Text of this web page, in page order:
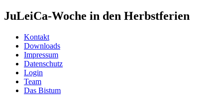
JuLeiCa-Woche in den Herbstferien
Kontakt
Downloads
Impressum
Datenschutz
Login
Team
Das Bistum